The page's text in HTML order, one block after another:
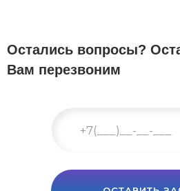
Остались вопросы?
Вам перезвоним